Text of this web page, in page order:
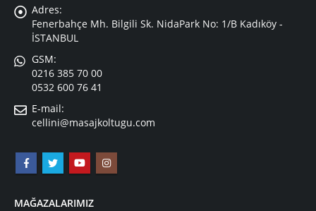
Adres:
Fenerbahçe Mh. Bilgili Sk. NidaPark No: 1/B Kadıköy -
İSTANBUL
GSM:
0216 385 70 00
0532 600 76 41
E-mail:
cellini@masajkoltugu.com
MAĞAZALARIMIZ